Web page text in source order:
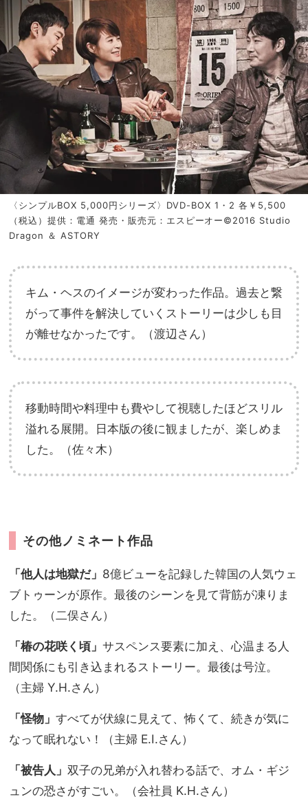
〈シンプルBOX 5,000円シリーズ〉DVD-BOX 1・2 各￥5,500
（税込）提供：電通 発売・販売元：エスピーオー©2016 Studio
Dragon ＆ ASTORY
キム・ヘスのイメージが変わった作品。過去と繋
がって事件を解決していくストーリーは少しも目
が離せなかったです。（渡辺さん）
移動時間や料理中も費やして視聴したほどスリル
溢れる展開。日本版の後に観ましたが、楽しめま
した。（佐々木）
その他ノミネート作品
「他人は地獄だ」 8億ビューを記録した韓国の人気ウェ
ブトゥーンが原作。最後のシーンを見て背筋が凍りま
した。（二俣さん）
「椿の花咲く頃」 サスペンス要素に加え、心温まる人
間関係にも引き込まれるストーリー。最後は号泣。
（主婦 Y.H.さん）
「怪物」 すべてが伏線に見えて、怖くて、続きが気に
なって眠れない！（主婦 E.I.さん）
「被告人」 双子の兄弟が入れ替わる話で、オム・ギジ
ュンの恐さがすごい。（会社員 K.H.さん）